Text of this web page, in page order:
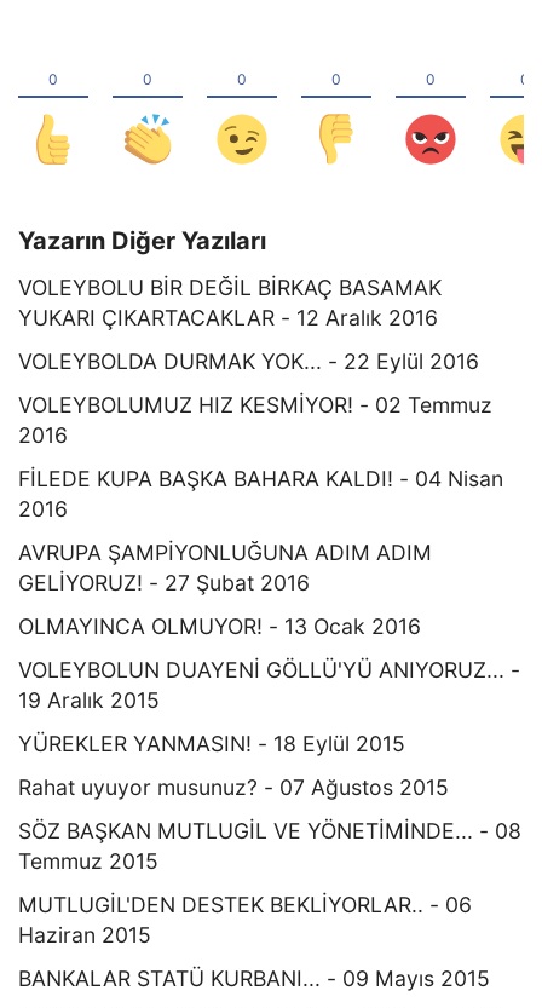
Yazarın Diğer Yazıları
VOLEYBOLU BİR DEĞİL BİRKAÇ BASAMAK
YUKARI ÇIKARTACAKLAR - 12 Aralık 2016
VOLEYBOLDA DURMAK YOK... - 22 Eylül 2016
VOLEYBOLUMUZ HIZ KESMİYOR! - 02 Temmuz
2016
FİLEDE KUPA BAŞKA BAHARA KALDI! - 04 Nisan
2016
AVRUPA ŞAMPİYONLUĞUNA ADIM ADIM
GELİYORUZ! - 27 Şubat 2016
OLMAYINCA OLMUYOR! - 13 Ocak 2016
VOLEYBOLUN DUAYENİ GÖLLÜ'YÜ ANIYORUZ... -
19 Aralık 2015
YÜREKLER YANMASIN! - 18 Eylül 2015
Rahat uyuyor musunuz? - 07 Ağustos 2015
SÖZ BAŞKAN MUTLUGİL VE YÖNETİMİNDE... - 08
Temmuz 2015
MUTLUGİL'DEN DESTEK BEKLİYORLAR.. - 06
Haziran 2015
BANKALAR STATÜ KURBANI... - 09 Mayıs 2015